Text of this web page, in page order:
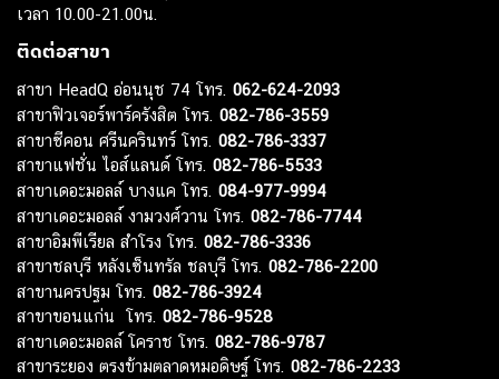
เวลา 10.00-21.00น.
ติดต่อสาขา
สาขา HeadQ อ่อนนุช 74 โทร. 062-624-2093
สาขาฟิวเจอร์พาร์ครังสิต โทร. 082-786-3559
สาขาซีคอน ศรีนครินทร์ โทร. 082-786-3337
สาขาแฟชั่น ไอส์แลนด์ โทร. 082-786-5533
สาขาเดอะมอลล์ บางแค โทร. 084-977-9994
สาขาเดอะมอลล์ งามวงศ์วาน โทร. 082-786-7744
สาขาอิมพีเรียล สำโรง โทร. 082-786-3336
สาขาชลบุรี หลังเซ็นทรัล ชลบุรี โทร. 082-786-2200
สาขานครปฐม โทร. 082-786-3924
สาขาขอนแก่น โทร. 082-786-9528
สาขาเดอะมอลล์ โคราช โทร. 082-786-9787
สาขาระยอง ตรงข้ามตลาดหมอดิษฐ์ โทร. 082-786-2233